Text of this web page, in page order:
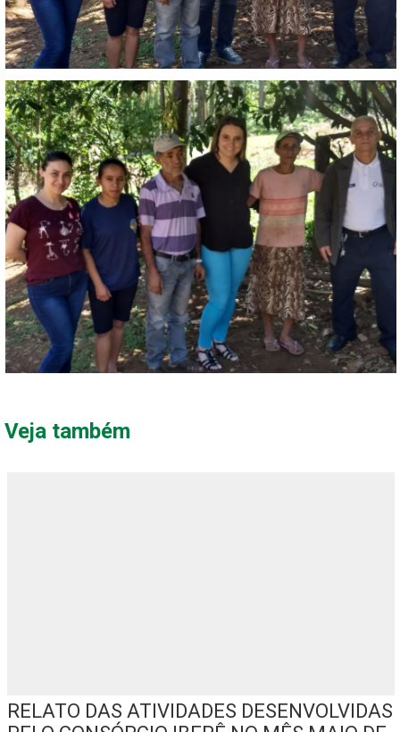
Veja também
RELATO DAS ATIVIDADES DESENVOLVIDAS